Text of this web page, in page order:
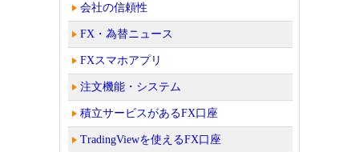
会社の信頼性
FX・為替ニュース
FXスマホアプリ
注文機能・システム
積立サービスがあるFX口座
TradingViewを使えるFX口座